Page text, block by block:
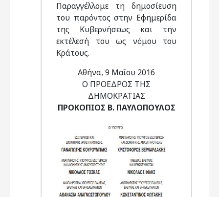
Παραγγέλλομε τη δημοσίευση
του παρόντος στην Εφημερίδα
της Κυβερνήσεως και την
εκτέλεσή του ως νόμου του
Κράτους.
Αθήνα, 9 Μαΐου 2016
Ο ΠΡΟΕΔΡΟΣ ΤΗΣ
ΔΗΜΟΚΡΑΤΙΑΣ
ΠΡΟΚΟΠΙΟΣ Β. ΠΑΥΛΟΠΟΥΛΟΣ